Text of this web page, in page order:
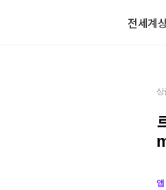
전세계
상